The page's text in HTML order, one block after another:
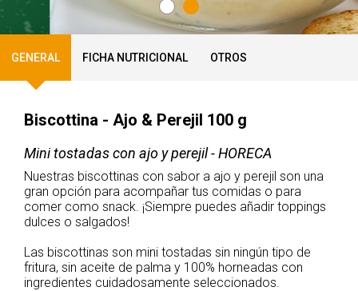
GENERAL FICHA NUTRICIONAL OTROS
Biscottina - Ajo & Perejil 100 g
Mini tostadas con ajo y perejil - HORECA
Nuestras biscottinas con sabor a ajo y perejil son una
gran opción para acompañar tus comidas o para
comer como snack. ¡Siempre puedes añadir toppings
dulces o salgados!
Las biscottinas son mini tostadas sin ningún tipo de
fritura, sin aceite de palma y 100% horneadas con
ingredientes cuidadosamente seleccionados.